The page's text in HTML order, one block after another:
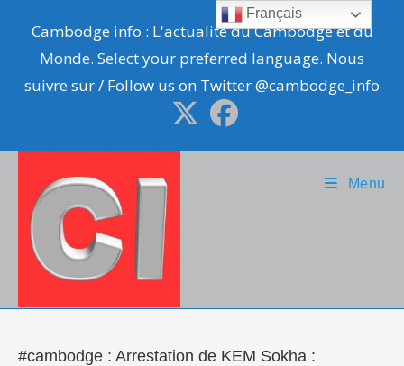
content
Cambodge info : L'actualité du Cambodge et du
Monde. Select your preferred language. Nous
suivre sur / Follow us on Twitter @cambodge_info
Menu
#cambodge : Arrestation de KEM Sokha :
Français